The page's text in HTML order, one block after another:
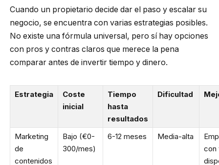
Cuando un propietario decide dar el paso y escalar su
negocio, se encuentra con varias estrategias posibles.
No existe una fórmula universal, pero sí hay opciones
con pros y contras claros que merece la pena
comparar antes de invertir tiempo y dinero.
Estrategia
Coste
inicial
Tiempo
hasta
resultados
Dificultad
Marketing
de
contenidos
Bajo (€0-
300/mes)
6-12 meses Media-alta
con